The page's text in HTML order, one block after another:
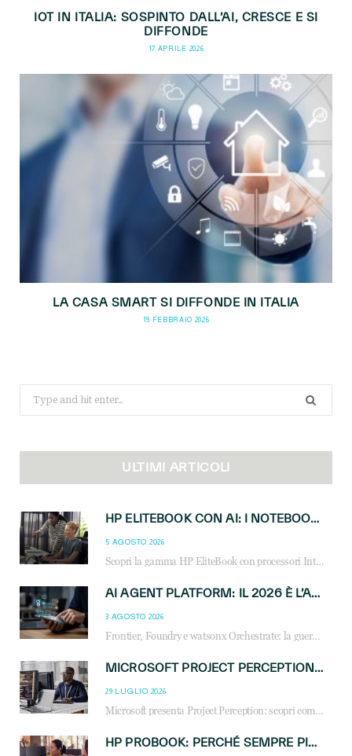
IOT IN ITALIA: SOSPINTO DALL’AI, CRESCE E SI
DIFFONDE
17 APRILE 2026
LA CASA SMART SI DIFFONDE IN ITALIA
19 FEBBRAIO 2026
Search
for:
ULTIMI ARTICOLI
HP ELITEBOOK CON AI: I NOTEBOOK BUSINESS INTELLIGENTI CHE TRASFORMANO PRODUTTIVITÀ, SICUREZZA E LAVORO IBRIDO
5 AGOSTO 2026
Scopri la gamma HP EliteBook con processori Intel® Core™ Ultra e AMD Ryzen™ AI. Notebook business progettati per aumentare la produttività, migliorare la collaborazione e garantire sicurezza avanzata in ufficio e in mobilità.
AI AGENT PLATFORM: IL 2026 È L’ANNO DEL «SISTEMA OPERATIVO» PER GLI AGENTI AZIENDALI
3 AGOSTO 2026
Frontier, Foundry e watsonx Orchestrate: la guerra delle piattaforme AI agent ridisegna il mercato IT. Cosa cambia per reseller, MSP e system integrator.
MICROSOFT PROJECT PERCEPTION: COME GLI AGENTI AI CAMBIERANNO SOC, CYBERSECURITY E SERVIZI MSP
29 LUGLIO 2026
Microsoft presenta Project Perception: scopri come gli agenti AI possono trasformare cybersecurity, SOC e servizi gestiti degli MSP.
HP PROBOOK: PERCHÉ SEMPRE PIÙ AZIENDE SCELGONO NOTEBOOK PROGETTATI PER IL LAVORO MODERNO